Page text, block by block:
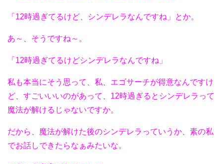
「12時過ぎてるけど、シンデレラなんですね」とか。
あ～、そうですね～。
「12時過ぎてるけどシンデレラなんですね」
私も本当にそう思って、私、エゴサーチが得意なんですけ
ど、すごいいいのがあって、12時過ぎるとシンデレラって
魔法が解けるじゃないですか。
だから、魔法が解けた後のシンデレラっていうか、素の私
でお話しできたらなぁみたいな。